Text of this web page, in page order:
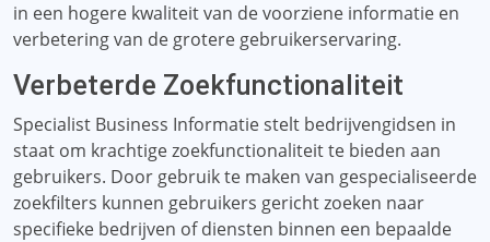
in een hogere kwaliteit van de voorziene informatie en
verbetering van de grotere gebruikerservaring.
Verbeterde Zoekfunctionaliteit
Specialist Business Informatie stelt bedrijvengidsen in
staat om krachtige zoekfunctionaliteit te bieden aan
gebruikers. Door gebruik te maken van gespecialiseerde
zoekfilters kunnen gebruikers gericht zoeken naar
specifieke bedrijven of diensten binnen een bepaalde